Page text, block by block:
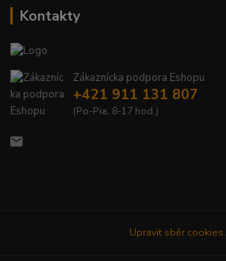
Kontakty
Zákaznícka podpora Eshopu
+421 911 131 807
(Po-Pia, 8-17 hod.)
Upravit sběr cookies.